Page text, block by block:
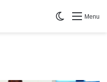
Menu
Switch skin